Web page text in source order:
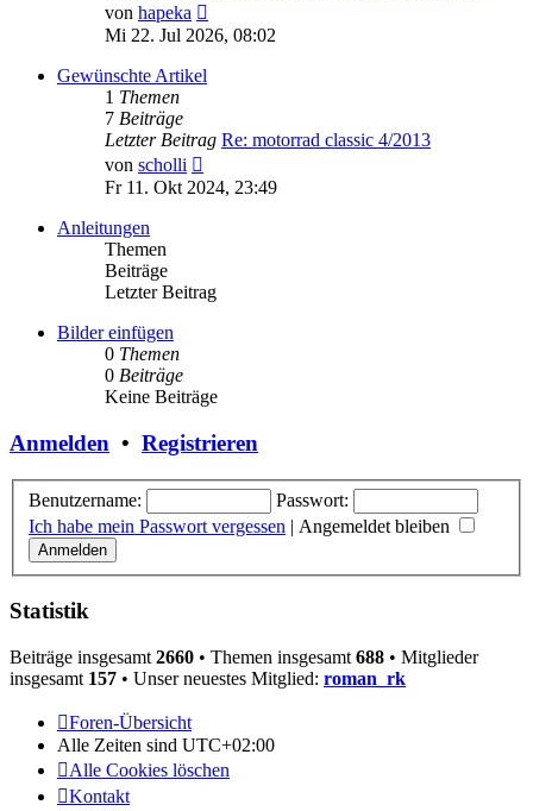
von hapeka
Beitrag
Mi 22. Jul 2026, 08:02
Gewünschte Artikel
1 Themen
7 Beiträge
Letzter Beitrag Re: motorrad classic 4/2013
von scholli
Beitrag
Fr 11. Okt 2024, 23:49
Anleitungen
Themen
Beiträge
Letzter Beitrag
Bilder einfügen
0 Themen
0 Beiträge
Keine Beiträge
Anmelden • Registrieren
Benutzername:
Passwort:
Ich habe mein Passwort vergessen | Angemeldet bleiben
Statistik
Beiträge insgesamt 2660 • Themen insgesamt 688 • Mitglieder
insgesamt 157 • Unser neuestes Mitglied: roman_rk
Foren-Übersicht
Alle Zeiten sind UTC+02:00
Alle Cookies löschen
Kontakt